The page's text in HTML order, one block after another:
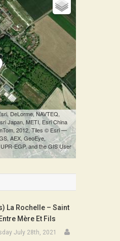
La Rochelle – Saint
Mère Et Fils
July 28th, 2021